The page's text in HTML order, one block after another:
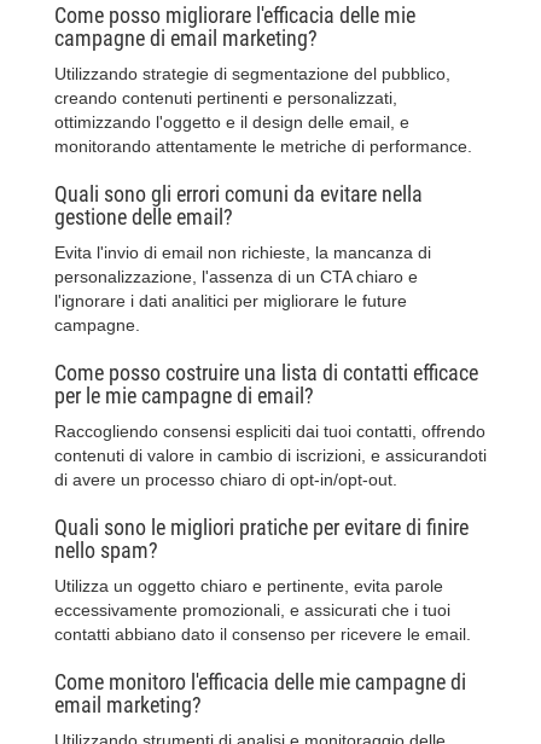
Come posso migliorare l'efficacia delle mie
campagne di email marketing?
Utilizzando strategie di segmentazione del pubblico,
creando contenuti pertinenti e personalizzati,
ottimizzando l'oggetto e il design delle email, e
monitorando attentamente le metriche di performance.
Quali sono gli errori comuni da evitare nella
gestione delle email?
Evita l'invio di email non richieste, la mancanza di
personalizzazione, l'assenza di un CTA chiaro e
l'ignorare i dati analitici per migliorare le future
campagne.
Come posso costruire una lista di contatti efficace
per le mie campagne di email?
Raccogliendo consensi espliciti dai tuoi contatti, offrendo
contenuti di valore in cambio di iscrizioni, e assicurandoti
di avere un processo chiaro di opt-in/opt-out.
Quali sono le migliori pratiche per evitare di finire
nello spam?
Utilizza un oggetto chiaro e pertinente, evita parole
eccessivamente promozionali, e assicurati che i tuoi
contatti abbiano dato il consenso per ricevere le email.
Come monitoro l'efficacia delle mie campagne di
email marketing?